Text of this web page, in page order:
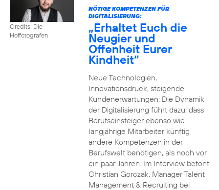
Credits: Die
Hoffotografen
NÖTIGE KOMPETENZEN FÜR
DIGITALISIERUNG:
„Erhaltet Euch die
Neugier und
Offenheit Eurer
Kindheit“
Neue Technologien,
Innovationsdruck, steigende
Kundenerwartungen: Die Dynamik
der Digitalisierung führt dazu, dass
Berufseinsteiger ebenso wie
langjährige Mitarbeiter künftig
andere Kompetenzen in der
Berufswelt benötigen, als noch vor
ein paar Jahren. Im Interview betont
Christian Gorczak, Manager Talent
Management & Recruiting bei